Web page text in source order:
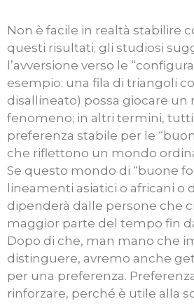
Non è facile in realtà stabilire
questi risultati; gli studiosi
l’avversione verso le
esempio: una fila di triangoli
disallineato) possa giocare un
fenomeno; in altri termini,
preferenza stabile per le
che riflettono un mondo
Se questo mondo di “buone
lineamenti asiatici o africani o
dipenderà dalle persone che
maggior parte del tempo fin
Dopo di che, man mano che
distinguere, avremo anche
per una preferenza.
rinforzare, perché è utile alla